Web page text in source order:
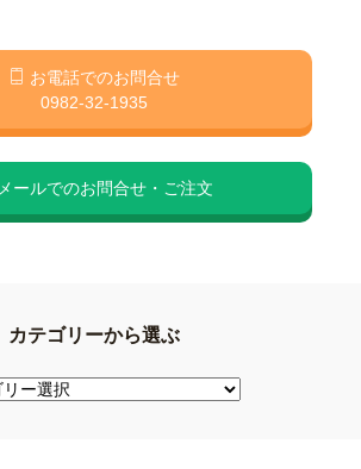
お電話でのお問合せ
0982-32-1935
メールでのお問合せ・ご注文
カテゴリーから選ぶ